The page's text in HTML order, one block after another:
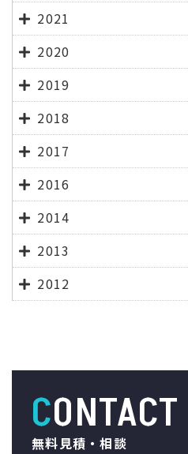
2021
2020
2019
2018
2017
2016
2014
2013
2012
CONTACT
無料見積・相談